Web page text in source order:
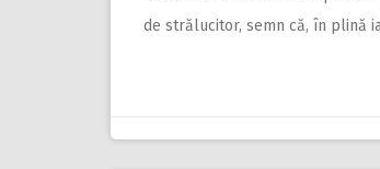
de strălucitor, semn că, în plină